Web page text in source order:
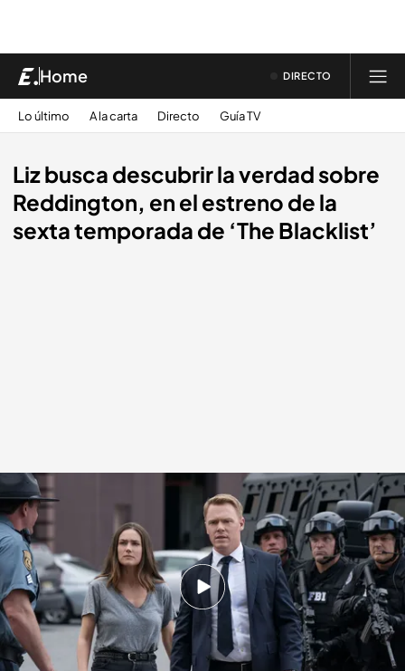
Home DIRECTO
Lo último A la carta Directo Guía TV
Liz busca descubrir la verdad sobre
Reddington, en el estreno de la
sexta temporada de ‘The Blacklist’
'The Blacklist’ en Energy
energy.es
02 JUL 2021 - 10:37h.
Intrigas, espionaje y secretos conviven en las
tramas de la nueva entrega de episodios de
‘The Blacklist’